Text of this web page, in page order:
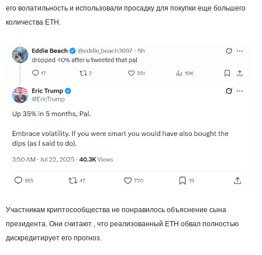
его волатильность и использовали просадку для покупки еще большего
количества ETH.
Участникам криптосообщества не понравилось объяснение сына
президента. Они считают , что реализованный ETH обвал полностью
дискредитирует его прогноз.